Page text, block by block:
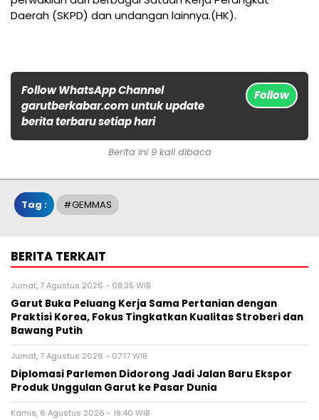
Daerah (SKPD) dan undangan lainnya.(HK).
Follow WhatsApp Channel
garutberkabar.com untuk update
berita terbaru setiap hari
Follow
Berita ini 9 kali dibaca
Tag : #GEMMAS
BERITA TERKAIT
Jumat, 7 Agustus 2026 - 08:35 WIB
Garut Buka Peluang Kerja Sama Pertanian dengan
Praktisi Korea, Fokus Tingkatkan Kualitas Stroberi dan
Bawang Putih
Jumat, 7 Agustus 2026 - 07:17 WIB
Diplomasi Parlemen Didorong Jadi Jalan Baru Ekspor
Produk Unggulan Garut ke Pasar Dunia
Kamis, 6 Agustus 2026 - 19:40 WIB